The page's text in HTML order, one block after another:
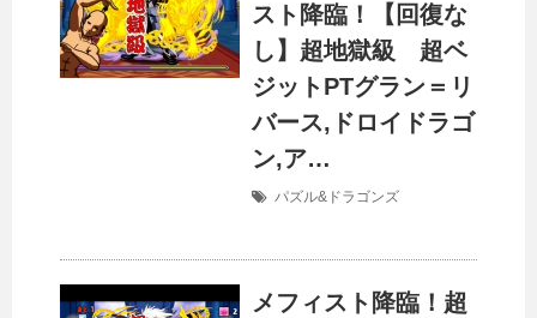
スト降臨！【回復な
し】超地獄級 超ベ
ジットPTグラン＝リ
バース,ドロイドラゴ
ン,ア…
パズル&ドラゴンズ
メフィスト降臨！超